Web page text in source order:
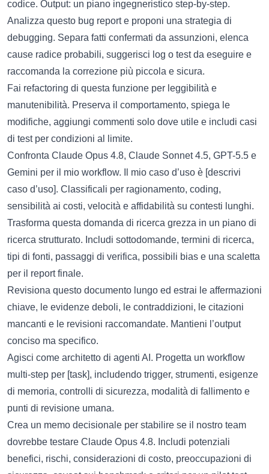
codice. Output: un piano ingegneristico step-by-step.
Analizza questo bug report e proponi una strategia di
debugging. Separa fatti confermati da assunzioni, elenca
cause radice probabili, suggerisci log o test da eseguire e
raccomanda la correzione più piccola e sicura.
Fai refactoring di questa funzione per leggibilità e
manutenibilità. Preserva il comportamento, spiega le
modifiche, aggiungi commenti solo dove utile e includi casi
di test per condizioni al limite.
Confronta Claude Opus 4.8, Claude Sonnet 4.5, GPT-5.5 e
Gemini per il mio workflow. Il mio caso d’uso è [descrivi
caso d’uso]. Classificali per ragionamento, coding,
sensibilità ai costi, velocità e affidabilità su contesti lunghi.
Trasforma questa domanda di ricerca grezza in un piano di
ricerca strutturato. Includi sottodomande, termini di ricerca,
tipi di fonti, passaggi di verifica, possibili bias e una scaletta
per il report finale.
Revisiona questo documento lungo ed estrai le affermazioni
chiave, le evidenze deboli, le contraddizioni, le citazioni
mancanti e le revisioni raccomandate. Mantieni l’output
conciso ma specifico.
Agisci come architetto di agenti AI. Progetta un workflow
multi-step per [task], includendo trigger, strumenti, esigenze
di memoria, controlli di sicurezza, modalità di fallimento e
punti di revisione umana.
Crea un memo decisionale per stabilire se il nostro team
dovrebbe testare Claude Opus 4.8. Includi potenziali
benefici, rischi, considerazioni di costo, preoccupazioni di